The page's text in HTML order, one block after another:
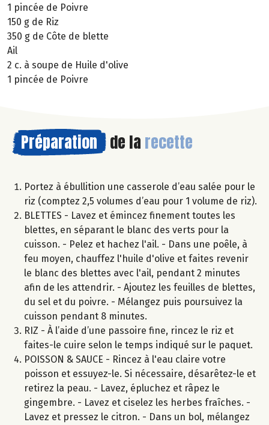
1 pincée de Poivre
150 g de Riz
350 g de Côte de blette
Ail
2 c. à soupe de Huile d'olive
1 pincée de Poivre
Préparation de la recette
Portez à ébullition une casserole d’eau salée pour le
riz (comptez 2,5 volumes d’eau pour 1 volume de riz).
BLETTES - Lavez et émincez finement toutes les
blettes, en séparant le blanc des verts pour la
cuisson. - Pelez et hachez l'ail. - Dans une poêle, à
feu moyen, chauffez l'huile d'olive et faites revenir
le blanc des blettes avec l'ail, pendant 2 minutes
afin de les attendrir. - Ajoutez les feuilles de blettes,
du sel et du poivre. - Mélangez puis poursuivez la
cuisson pendant 8 minutes.
RIZ - À l’aide d’une passoire fine, rincez le riz et
faites-le cuire selon le temps indiqué sur le paquet.
POISSON & SAUCE - Rincez à l'eau claire votre
poisson et essuyez-le. Si nécessaire, désarêtez-le et
retirez la peau. - Lavez, épluchez et râpez le
gingembre. - Lavez et ciselez les herbes fraîches. -
Lavez et pressez le citron. - Dans un bol, mélangez